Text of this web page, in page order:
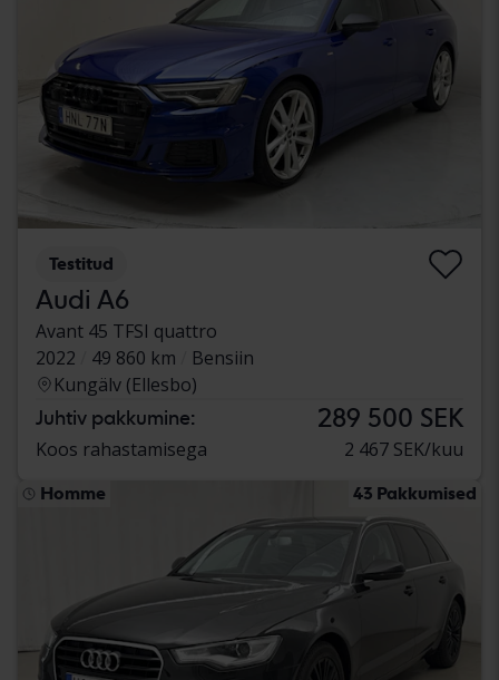
Testitud
Audi A6
Avant 45 TFSI quattro
2022
49 860 km
Bensiin
Kungälv (Ellesbo)
Juhtiv pakkumine: 289 500 SEK
Koos rahastamisega 2 467 SEK/kuu
Homme 43 Pakkumised